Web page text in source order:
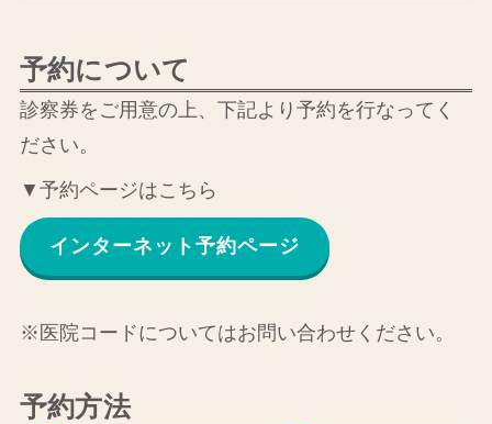
予約について
診察券をご用意の上、下記より予約を行なってく
ださい。
▼予約ページはこちら
インターネット予約ページ
※医院コードについてはお問い合わせください。
予約方法